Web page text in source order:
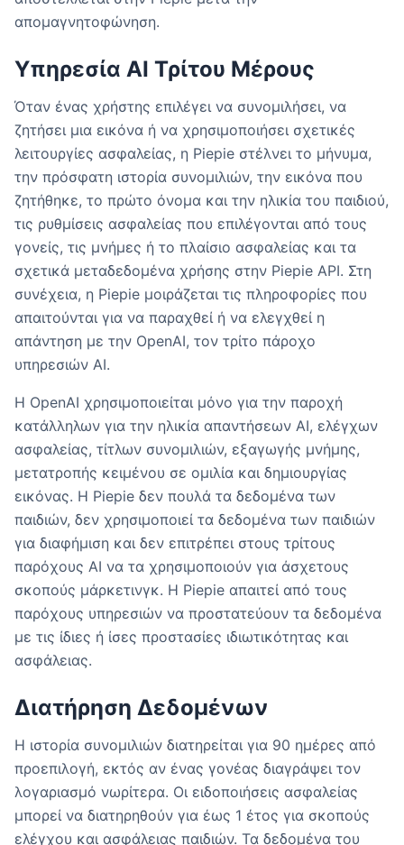
απομαγνητοφώνηση.
Υπηρεσία AI Τρίτου Μέρους
Όταν ένας χρήστης επιλέγει να συνομιλήσει, να
ζητήσει μια εικόνα ή να χρησιμοποιήσει σχετικές
λειτουργίες ασφαλείας, η Piepie στέλνει το μήνυμα,
την πρόσφατη ιστορία συνομιλιών, την εικόνα που
ζητήθηκε, το πρώτο όνομα και την ηλικία του παιδιού,
τις ρυθμίσεις ασφαλείας που επιλέγονται από τους
γονείς, τις μνήμες ή το πλαίσιο ασφαλείας και τα
σχετικά μεταδεδομένα χρήσης στην Piepie API. Στη
συνέχεια, η Piepie μοιράζεται τις πληροφορίες που
απαιτούνται για να παραχθεί ή να ελεγχθεί η
απάντηση με την OpenAI, τον τρίτο πάροχο
υπηρεσιών AI.
Η OpenAI χρησιμοποιείται μόνο για την παροχή
κατάλληλων για την ηλικία απαντήσεων AI, ελέγχων
ασφαλείας, τίτλων συνομιλιών, εξαγωγής μνήμης,
μετατροπής κειμένου σε ομιλία και δημιουργίας
εικόνας. Η Piepie δεν πουλά τα δεδομένα των
παιδιών, δεν χρησιμοποιεί τα δεδομένα των παιδιών
για διαφήμιση και δεν επιτρέπει στους τρίτους
παρόχους AI να τα χρησιμοποιούν για άσχετους
σκοπούς μάρκετινγκ. Η Piepie απαιτεί από τους
παρόχους υπηρεσιών να προστατεύουν τα δεδομένα
με τις ίδιες ή ίσες προστασίες ιδιωτικότητας και
ασφάλειας.
Διατήρηση Δεδομένων
Η ιστορία συνομιλιών διατηρείται για 90 ημέρες από
προεπιλογή, εκτός αν ένας γονέας διαγράψει τον
λογαριασμό νωρίτερα. Οι ειδοποιήσεις ασφαλείας
μπορεί να διατηρηθούν για έως 1 έτος για σκοπούς
ελέγχου και ασφάλειας παιδιών. Τα δεδομένα του